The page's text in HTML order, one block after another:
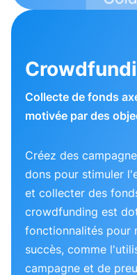
Collecte de fonds
motivée par des
Créez des
dons pour stimuler
et collecter des
crowdfunding est
fonctionnalités pour
succès, comme
campagne et de